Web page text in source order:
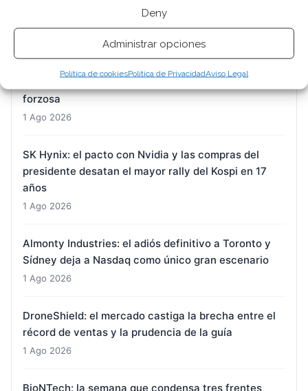
Deny
Administrar opciones
Política de cookiesPolítica de PrivacidadAviso Legal
ARTÍCULOS RECIENTES
la navaja entre récords históricos y una liquidación
forzosa
1 Ago 2026
SK Hynix: el pacto con Nvidia y las compras del
presidente desatan el mayor rally del Kospi en 17
años
1 Ago 2026
Almonty Industries: el adiós definitivo a Toronto y
Sídney deja a Nasdaq como único gran escenario
1 Ago 2026
DroneShield: el mercado castiga la brecha entre el
récord de ventas y la prudencia de la guía
1 Ago 2026
BioNTech: la semana que condensa tres frentes